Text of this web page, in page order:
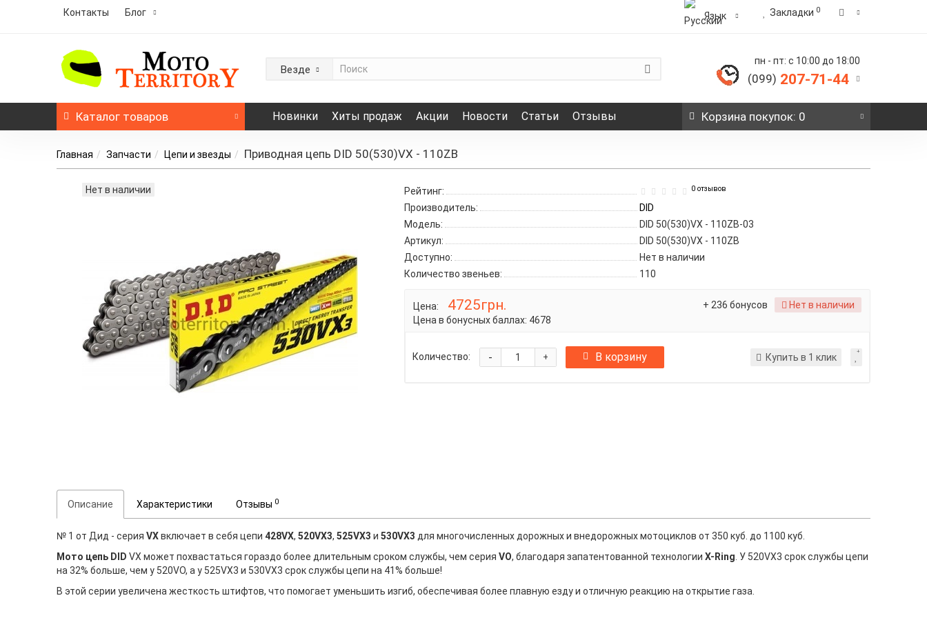
Контакты Блог Язык Закладки 0
Везде
пн - пт: с 10:00 до 18:00
(099) 207-71-44
Каталог товаров Новинки Хиты продаж Акции Новости Статьи Отзывы Корзина покупок: 0
Главная Запчасти Цепи и звезды Приводная цепь DID 50(530)VX - 110ZB
Нет в наличии Рейтинг: 0 отзывов
Производитель:
DID
Модель:
DID 50(530)VX - 110ZB-03
Артикул:
DID 50(530)VX - 110ZB
Доступно:
Нет в наличии
Количество звеньев:
110
Цена: 4725грн.
Цена в бонусных баллах: 4678
+ 236 бонусов Нет в наличии
Количество: +
- В корзину Купить в 1 клик
Описание Характеристики Отзывы 0
№ 1 от Дид - серияVXвключает в себя цепи428VX,520VX3,525VX3 и530VX3 для многочисленных дорожных и внедорожных мотоциклов от 350 куб. до 1100 куб.
Мото цепь DID VX может похвастаться гораздо более длительным сроком службы, чем серияVO, благодаря запатентованной технологииX-Ring . У 520VX3 срок службы цепи
на 32% больше, чем у 520VO, а у 525VX3 и 530VX3 срок службы цепи на 41% больше!
В этой серии увеличена жесткость штифтов, что помогает уменьшить изгиб, обеспечивая более плавную езду и отличную реакцию на открытие газа.